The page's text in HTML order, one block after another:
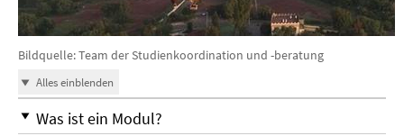
Bildquelle: Team der Studienkoordination und -beratung
Alles einblenden
Was ist ein Modul?